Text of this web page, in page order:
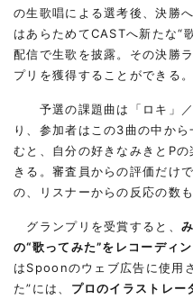
の生歌唱による選考後、決勝
はあらためてCASTへ新たな“
配信で生歌を披露。その決勝
プリを獲得することができる。
予選の課題曲は「ロキ」／
り、参加者はこの3曲の中か
むと、自分の好きなみきとP
きる。審査員からの評価だけ
の、リスナーからの反応の数
グランプリを受賞すると、
の“歌ってみた”をレコーディ
はSpoonのウェブ広告に使用
た”には、 プロのイラストレー